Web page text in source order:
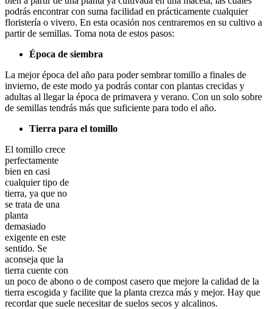
podrás encontrar con suma facilidad en prácticamente cualquier
floristería o vivero. En esta ocasión nos centraremos en su cultivo a
partir de semillas. Toma nota de estos pasos:
Época de siembra
La mejor época del año para poder sembrar tomillo a finales de
invierno, de este modo ya podrás contar con plantas crecidas y
adultas al llegar la época de primavera y verano. Con un solo sobre
de semillas tendrás más que suficiente para todo el año.
Tierra para el tomillo
El tomillo crece
perfectamente
bien en casi
cualquier tipo de
tierra, ya que no
se trata de una
planta
demasiado
exigente en este
sentido. Se
aconseja que la
tierra cuente con
un poco de abono o de compost casero que mejore la calidad de la
tierra escogida y facilite que la planta crezca más y mejor. Hay que
recordar que suele necesitar de suelos secos y alcalinos.